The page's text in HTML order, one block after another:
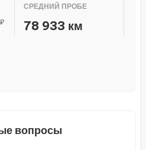
СРЕДНИЙ ПРОБЕ
78 933 км
вопросы